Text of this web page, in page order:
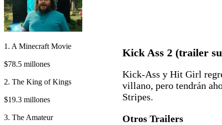
1. A Minecraft Movie
$78.5 millones
2. The King of Kings
$19.3 millones
3. The Amateur
Kick Ass 2 (trailer
Kick-Ass y Hit Girl
villano, pero tendrán
Stripes.
Otros Trailers